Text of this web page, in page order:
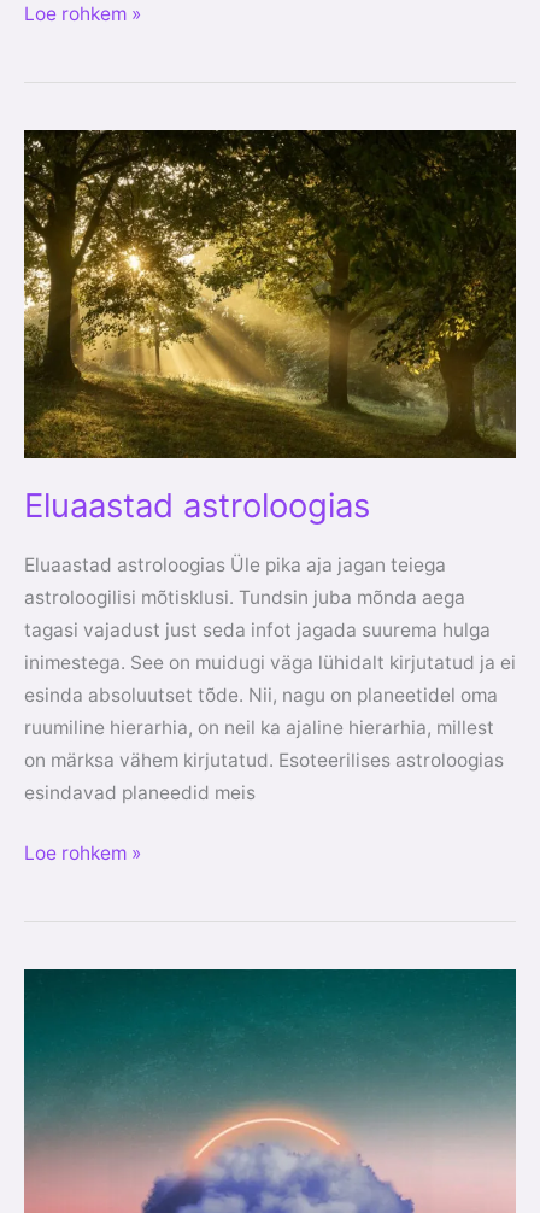
Loe rohkem »
Eluaastad astroloogias
Eluaastad astroloogias Üle pika aja jagan teiega
astroloogilisi mõtisklusi. Tundsin juba mõnda aega
tagasi vajadust just seda infot jagada suurema hulga
inimestega. See on muidugi väga lühidalt kirjutatud ja ei
esinda absoluutset tõde. Nii, nagu on planeetidel oma
ruumiline hierarhia, on neil ka ajaline hierarhia, millest
on märksa vähem kirjutatud. Esoteerilises astroloogias
esindavad planeedid meis
Eluaastad
astroloogias
Loe rohkem »